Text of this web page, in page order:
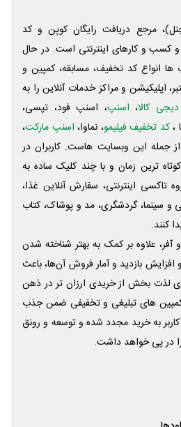
مرجع دریافت رایگان کوپن و کد
کسب و‌ کارهای اینترنتی است. در حال
انواع کد تخفیف، مسابقه، کمپین و
اپلیکیشن و مراکز خدمات آنلاین را به
دیجی کالا، اسنپ، اسنپ فود، تپسی،
،کد تخفیف فیلیمو، نماوا، اسنپ مارکت،
از جمله این وبسایت ‌هاست. کاربران در
ترین زمان و با چند کلیک ساده به
تاکسی اینترنتی، سفارش آنلاین غذا،
و سینما، گردشگری، مد و پوشاک، کتاب
کنند.
آفر، علاوه بر کمک به بهتر شناخته شدن
بازدید و آمار فروش آن‌ها، باعث
لذت بخش از خریدی ارزان تر در ذهن
های تبلیغی و تخفیفی ضمن جذب
به خرید مجدد شده و توسعه و رونق
در پی خواهد داشت.